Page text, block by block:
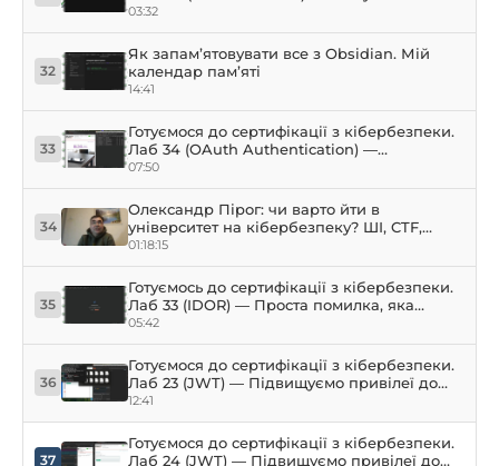
адмінпанелі через robots.txt
03:32
32
Як запам’ятовувати все з Obsidian. Мій
календар пам’яті
14:41
33
Готуємося до сертифікації з кібербезпеки.
Лаб 34 (OAuth Authentication) —
Захоплення акаунта через уразливості
OAuth
07:50
34
Олександр Пірог: чи варто йти в
університет на кібербезпеку? ШІ, CTF,
зарплати та карʼєра
01:18:15
35
Готуємось до сертифікації з кібербезпеки.
Лаб 33 (IDOR) — Проста помилка, яка
коштує компаніям мільйони
05:42
36
Готуємося до сертифікації з кібербезпеки.
Лаб 23 (JWT) — Підвищуємо привілеї до
admin, JWT toolkit, rockyou.txt, Burp Suite
12:41
37
Готуємося до сертифікації з кібербезпеки.
Лаб 24 (JWT) — Підвищуємо привілеї до